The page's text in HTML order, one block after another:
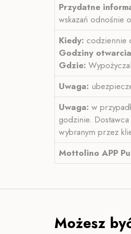
Przydatne
wskazań odnośnie
Kiedy: codziennie
Godziny
Gdzie:
Uwaga:
Uwaga: w
godzinie.
wybranym przez
Mottolino APP
Możesz